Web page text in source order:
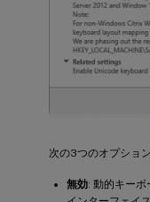
次の3つのオプショ
無効: 動的キー